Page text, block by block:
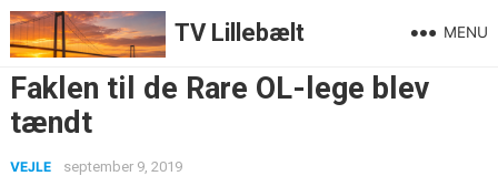
TV Lillebælt MENU
Faklen til de Rare OL-lege blev
tændt
VEJLE september 9, 2019